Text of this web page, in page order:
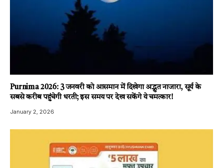
Purnima 2026: 3 जनवरी को आसमान में दिखेगा अद्भुत नाजारा, सूर्य के
सबसे करीब पहुंचेगी धरती; इस समय पर देख सकेंगे ये चमत्कार!
January 2, 2026